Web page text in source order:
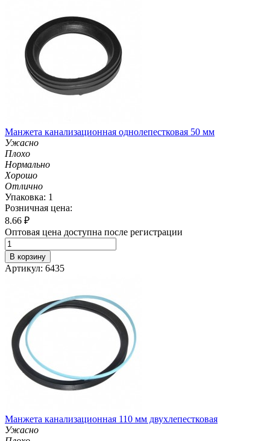
Манжета канализационная однолепестковая 50 мм
Ужасно
Плохо
Нормально
Хорошо
Отлично
Упаковка: 1
Розничная цена:
8.66 ₽
Оптовая цена доступна после регистрации
В корзину
Артикул: 6435
Манжета канализационная 110 мм двухлепестковая
Ужасно